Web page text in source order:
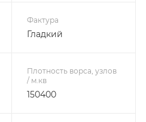
Фактура
Гладкий
Плотность ворса, узлов
/ м.кв
150400